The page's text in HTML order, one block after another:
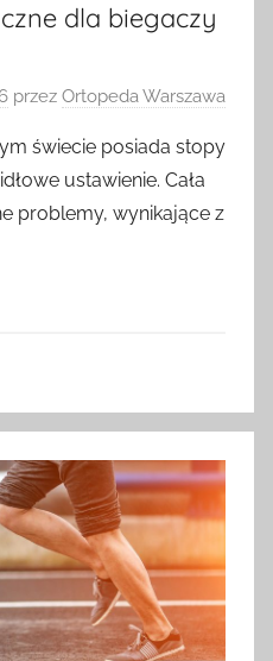
dla biegaczy
przez Ortopeda Warszawa
świecie posiada stopy
ustawienie. Cała
problemy, wynikające z